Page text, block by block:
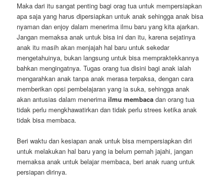
Maka dari itu sangat penting bagi orag tua untuk mempersiapkan
apa saja yang harus dipersiapkan untuk anak sehingga anak bisa
nyaman dan enjoy dalam menerima ilmu baru yang kita ajarkan.
Jangan memaksa anak untuk bisa ini dan itu, karena sejatinya
anak itu masih akan menjajah hal baru untuk sekedar
mengetahuinya, bukan langsung untuk bisa mempraktekkannya
bahkan mengingatnya. Tugas orang tua disini bagi anak ialah
mengarahkan anak tanpa anak merasa terpaksa, dengan cara
memberikan opsi pembelajaran yang ia suka, sehingga anak
akan antusias dalam menerimailmu membacadan orang tua
tidak perlu mengkhawatirkan dan tidak perlu strees ketika anak
tidak bisa membaca.
Beri waktu dan kesiapan anak untuk bisa mempersiapkan diri
untuk melakukan hal baru yang ia belum pernah jajahi, jangan
memaksa anak untuk belajar membaca, beri anak ruang untuk
persiapan dirinya.